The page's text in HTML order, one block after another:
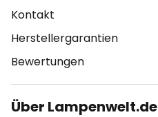
Kontakt
Herstellergarantien
Bewertungen
Über Lampenwelt.de